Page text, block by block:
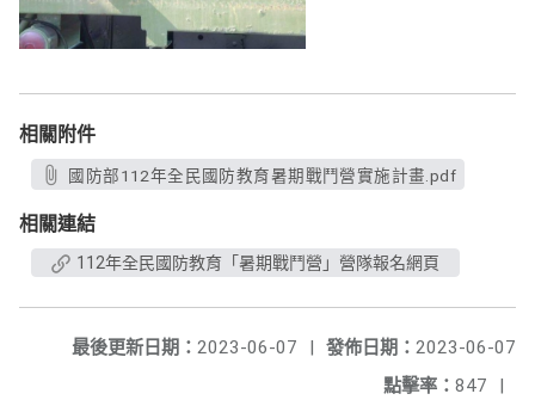
相關附件
國防部112年全民國防教育暑期戰鬥營實施計畫.pdf
相關連結
112年全民國防教育「暑期戰鬥營」營隊報名網頁
發佈日期： 2023-06-07
最後更新日期： 2023-06-07
|
點擊率： 847 |